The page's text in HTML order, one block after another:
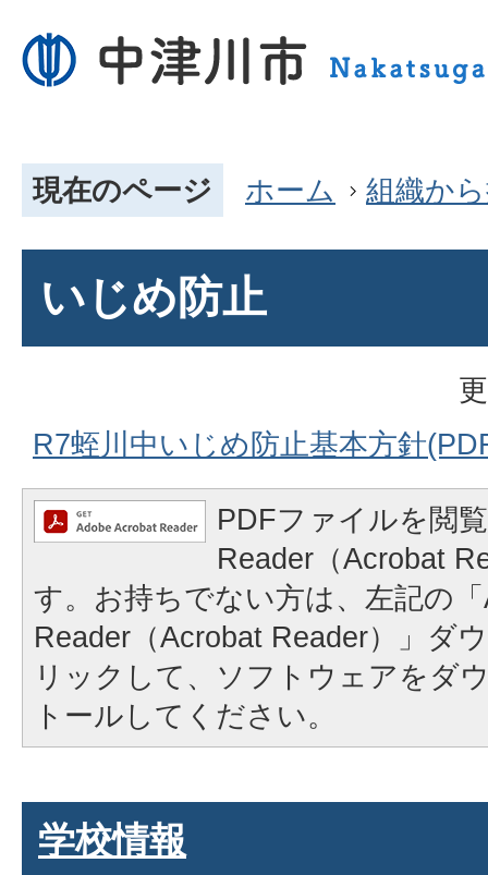
現在のページ ホーム 組織か
いじめ防止
R7蛭川中いじめ防止基本方針
PDFファイルを閲
Reader（Acrobat
す。お持ちでない方は、左記の
Reader（Acrobat Reader）」ダ
リックして、ソフトウェアをダ
トールしてください。
学校情報